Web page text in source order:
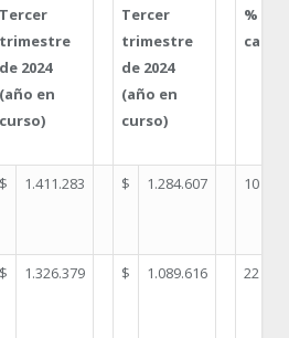
Tercer
trimestre
de 2024
(año en
curso)
Tercer
trimestre
de 2024
(año en
curso)
% de
$ 1.411.283 $ 1.284.607 10
$ 1.326.379 $ 1.089.616 22